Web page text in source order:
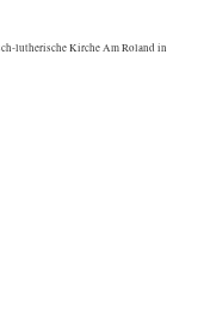
lutherische Kirche Am Roland in